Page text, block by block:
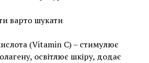
варто шукати
(Vitamin C) – стимулює
освітлює шкіру, додає